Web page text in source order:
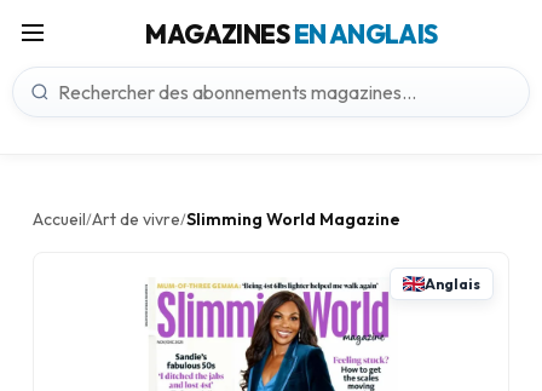
MAGAZINESEN ANGLAIS
Accueil/Art de vivre/Slimming World Magazine
Anglais